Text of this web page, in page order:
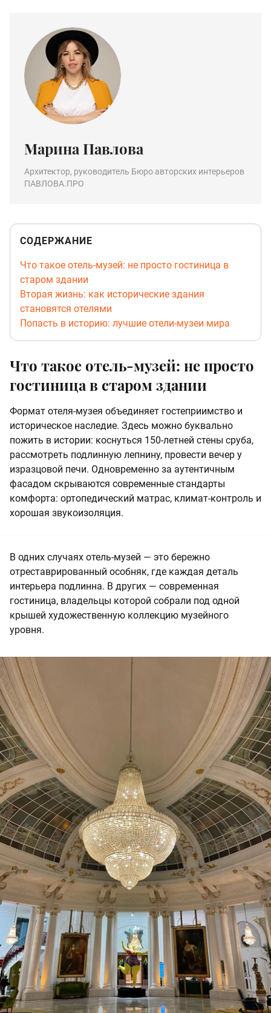
Марина Павлова
Архитектор, руководитель Бюро авторских интерьеров
ПАВЛОВА.ПРО
СОДЕРЖАНИЕ
Что такое отель-музей: не просто гостиница в
старом здании
Вторая жизнь: как исторические здания
становятся отелями
Попасть в историю: лучшие отели-музеи мира
Что такое отель-музей: не просто
гостиница в старом здании
Формат отеля-музея объединяет гостеприимство и
историческое наследие. Здесь можно буквально
пожить в истории: коснуться 150-летней стены сруба,
рассмотреть подлинную лепнину, провести вечер у
изразцовой печи. Одновременно за аутентичным
фасадом скрываются современные стандарты
комфорта: ортопедический матрас, климат-контроль и
хорошая звукоизоляция.
В одних случаях отель-музей — это бережно
отреставрированный особняк, где каждая деталь
интерьера подлинна. В других — современная
гостиница, владельцы которой собрали под одной
крышей художественную коллекцию музейного
уровня.